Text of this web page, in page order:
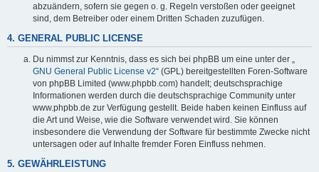
abzuändern, sofern sie gegen o. g. Regeln verstoßen oder geeignet
sind, dem Betreiber oder einem Dritten Schaden zuzufügen.
4. GENERAL PUBLIC LICENSE
Du nimmst zur Kenntnis, dass es sich bei phpBB um eine unter der „
GNU General Public License v2“ (GPL) bereitgestellten Foren-Software
von phpBB Limited (www.phpbb.com) handelt; deutschsprachige
Informationen werden durch die deutschsprachige Community unter
www.phpbb.de zur Verfügung gestellt. Beide haben keinen Einfluss auf
die Art und Weise, wie die Software verwendet wird. Sie können
insbesondere die Verwendung der Software für bestimmte Zwecke nicht
untersagen oder auf Inhalte fremder Foren Einfluss nehmen.
5. GEWÄHRLEISTUNG